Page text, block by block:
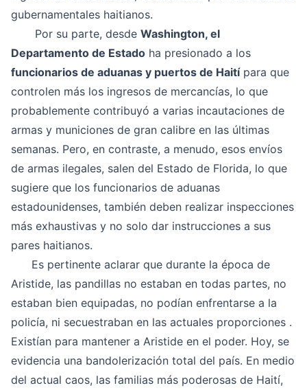
gubernamentales haitianos.
Por su parte, desde Washington, el
Departamento de Estado ha presionado a los
funcionarios de aduanas y puertos de Haitípara que
controlen más los ingresos de mercancías, lo que
probablemente contribuyó a varias incautaciones de
armas y municiones de gran calibre en las últimas
semanas. Pero, en contraste, a menudo, esos envíos
de armas ilegales, salen del Estado de Florida, lo que
sugiere que los funcionarios de aduanas
estadounidenses, también deben realizar inspecciones
más exhaustivas y no solo dar instrucciones a sus
pares haitianos.
Es pertinente aclarar que durante la época de
Aristide, las pandillas no estaban en todas partes, no
estaban bien equipadas, no podían enfrentarse a la
policía, ni secuestraban en las actuales proporciones .
Existían para mantener a Aristide en el poder. Hoy, se
evidencia una bandolerización total del país. En medio
del actual caos, las familias más poderosas de Haití,